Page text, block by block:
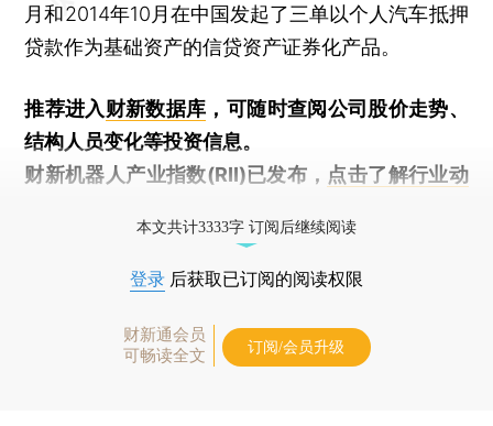
月和2014年10月在中国发起了三单以个人汽车抵押
贷款作为基础资产的信贷资产证券化产品。
推荐进入财新数据库 ，可随时查阅公司股价走势、
结构人员变化等投资信息。
财新机器人产业指数(RII)已发布， 点击了解行业动
本文共计3333字 订阅后继续阅读
登录 后获取已订阅的阅读权限
财新通会员
可畅读全文
订阅/会员升级